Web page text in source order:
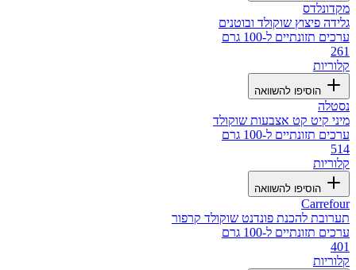
מקדונלדס
גלידה פיצוץ שוקולד ובוטנים
ערכים תזונתיים ל-100 גרם
261
קלוריות
הוסיפו להשוואה
נסטלה
מיני קיט קט אצבעות שוקולד
ערכים תזונתיים ל-100 גרם
514
קלוריות
הוסיפו להשוואה
Carrefour
תערובת להכנת פונדנט שוקולד קרפור
ערכים תזונתיים ל-100 גרם
401
קלוריות